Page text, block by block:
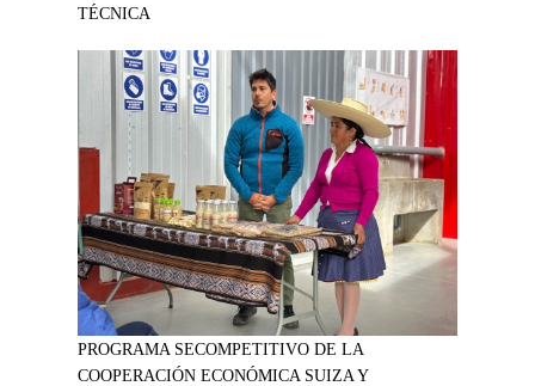
TÉCNICA
PROGRAMA SECOMPETITIVO DE LA
COOPERACIÓN ECONÓMICA SUIZA Y